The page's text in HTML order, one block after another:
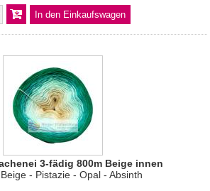
3-fädig 800m Beige innen
- Pistazie - Opal - Absinth